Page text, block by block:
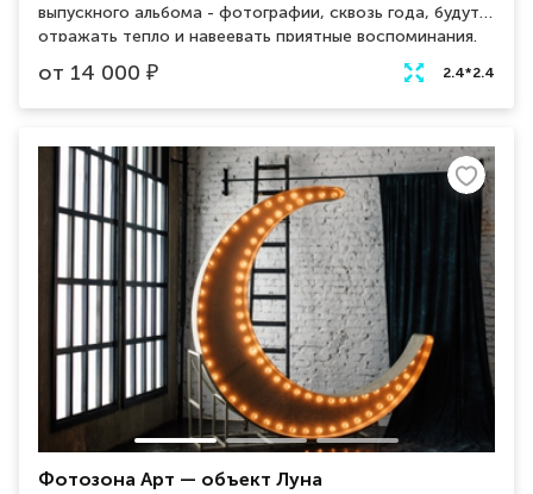
выпускного альбома - фотографии, сквозь года, будут
отражать тепло и навеевать приятные воспоминания.
Также можно устроить романтическую фотосессию
на День Всех Влюбленных - подберите парные наряды и
проявите друг к другу нежность. Какой бы повод Вы не
решеткой, изящно оплетенной растениями, будут
прекрасны.
от 14 000 ₽ 2.4*2.4
Фотозона Арт — объект Луна